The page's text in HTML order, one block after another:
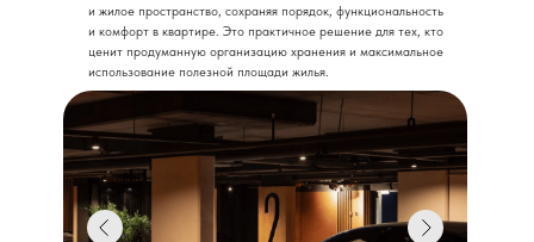
и жилое пространство, сохраняя порядок, функциональность
и комфорт в квартире. Это практичное решение для тех, кто
ценит продуманную организацию хранения и максимальное
использование полезной площади жилья.